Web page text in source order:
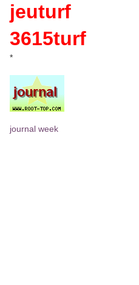
jeuturf
3615turf
*
journal week